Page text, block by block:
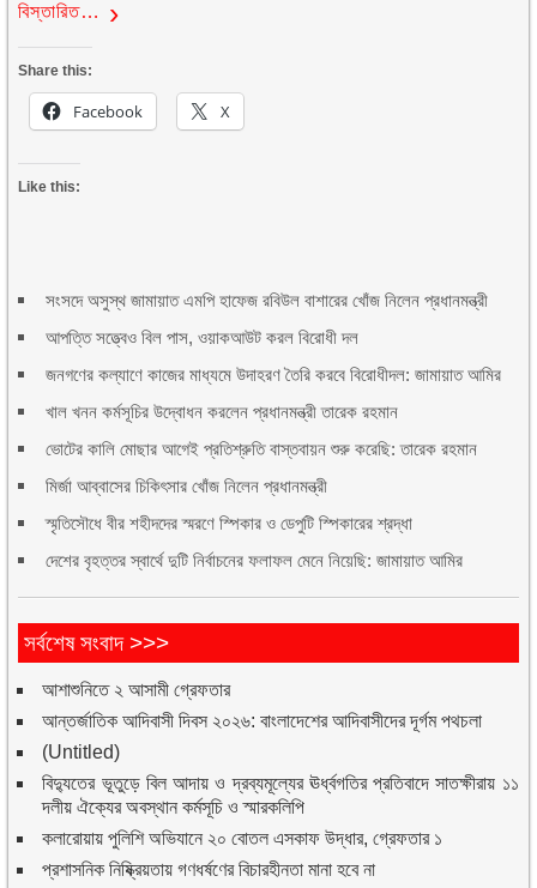
বিস্তারিত…
Share this:
Facebook X
Like this:
সংসদে অসুস্থ জামায়াত এমপি হাফেজ রবিউল বাশারের খোঁজ নিলেন প্রধানমন্ত্রী
আপত্তি সত্ত্বেও বিল পাস, ওয়াকআউট করল বিরোধী দল
জনগণের কল্যাণে কাজের মাধ্যমে উদাহরণ তৈরি করবে বিরোধীদল: জামায়াত আমির
খাল খনন কর্মসূচির উদ্বোধন করলেন প্রধানমন্ত্রী তারেক রহমান
ভোটের কালি মোছার আগেই প্রতিশ্রুতি বাস্তবায়ন শুরু করেছি: তারেক রহমান
মির্জা আব্বাসের চিকিৎসার খোঁজ নিলেন প্রধানমন্ত্রী
স্মৃতিসৌধে বীর শহীদদের স্মরণে স্পিকার ও ডেপুটি স্পিকারের শ্রদ্ধা
দেশের বৃহত্তর স্বার্থে দুটি নির্বাচনের ফলাফল মেনে নিয়েছি: জামায়াত আমির
সর্বশেষ সংবাদ >>>
আশাশুনিতে ২ আসামী গ্রেফতার
আন্তর্জাতিক আদিবাসী দিবস ২০২৬: বাংলাদেশের আদিবাসীদের দূর্গম পথচলা
(Untitled)
বিদ্যুতের ভূতুড়ে বিল আদায় ও দ্রব্যমূল্যের ঊর্ধ্বগতির প্রতিবাদে সাতক্ষীরায় ১১
দলীয় ঐক্যের অবস্থান কর্মসূচি ও স্মারকলিপি
কলারোয়ায় পুলিশি অভিযানে ২০ বোতল এসকাফ উদ্ধার, গ্রেফতার ১
প্রশাসনিক নিষ্ক্রিয়তায় গণধর্ষণের বিচারহীনতা মানা হবে না